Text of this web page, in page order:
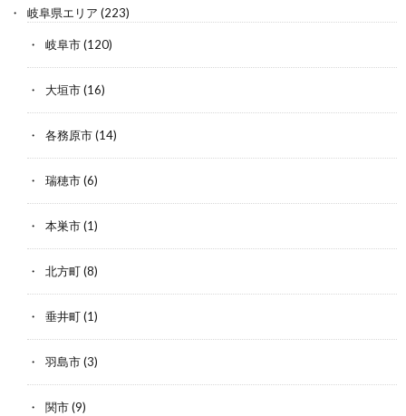
岐阜県エリア (223)
岐阜市(120)
大垣市(16)
各務原市(14)
瑞穂市(6)
本巣市(1)
北方町(8)
垂井町(1)
羽島市(3)
関市(9)